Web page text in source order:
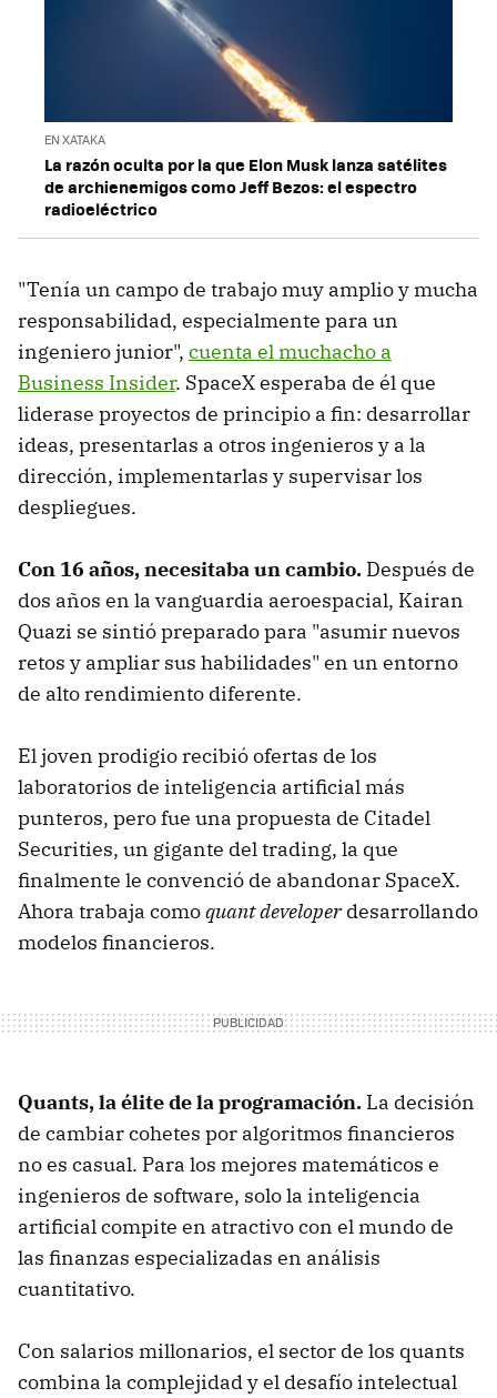
EN XATAKA
La razón oculta por la que Elon Musk lanza satélites
de archienemigos como Jeff Bezos: el espectro
radioeléctrico
"Tenía un campo de trabajo muy amplio y mucha
responsabilidad, especialmente para un
ingeniero junior", cuenta el muchacho a
Business Insider. SpaceX esperaba de él que
liderase proyectos de principio a fin: desarrollar
ideas, presentarlas a otros ingenieros y a la
dirección, implementarlas y supervisar los
despliegues.
Con 16 años, necesitaba un cambio. Después de
dos años en la vanguardia aeroespacial, Kairan
Quazi se sintió preparado para "asumir nuevos
retos y ampliar sus habilidades" en un entorno
de alto rendimiento diferente.
El joven prodigio recibió ofertas de los
laboratorios de inteligencia artificial más
punteros, pero fue una propuesta de Citadel
Securities, un gigante del trading, la que
finalmente le convenció de abandonar SpaceX.
Ahora trabaja comoquant developerdesarrollando
modelos financieros.
Quants, la élite de la programación. La decisión
de cambiar cohetes por algoritmos financieros
no es casual. Para los mejores matemáticos e
ingenieros de software, solo la inteligencia
artificial compite en atractivo con el mundo de
las finanzas especializadas en análisis
cuantitativo.
Con salarios millonarios, el sector de los quants
combina la complejidad y el desafío intelectual